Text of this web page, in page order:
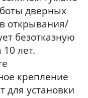
дверных
открывания/
безотказную
лет.
крепление
для установки